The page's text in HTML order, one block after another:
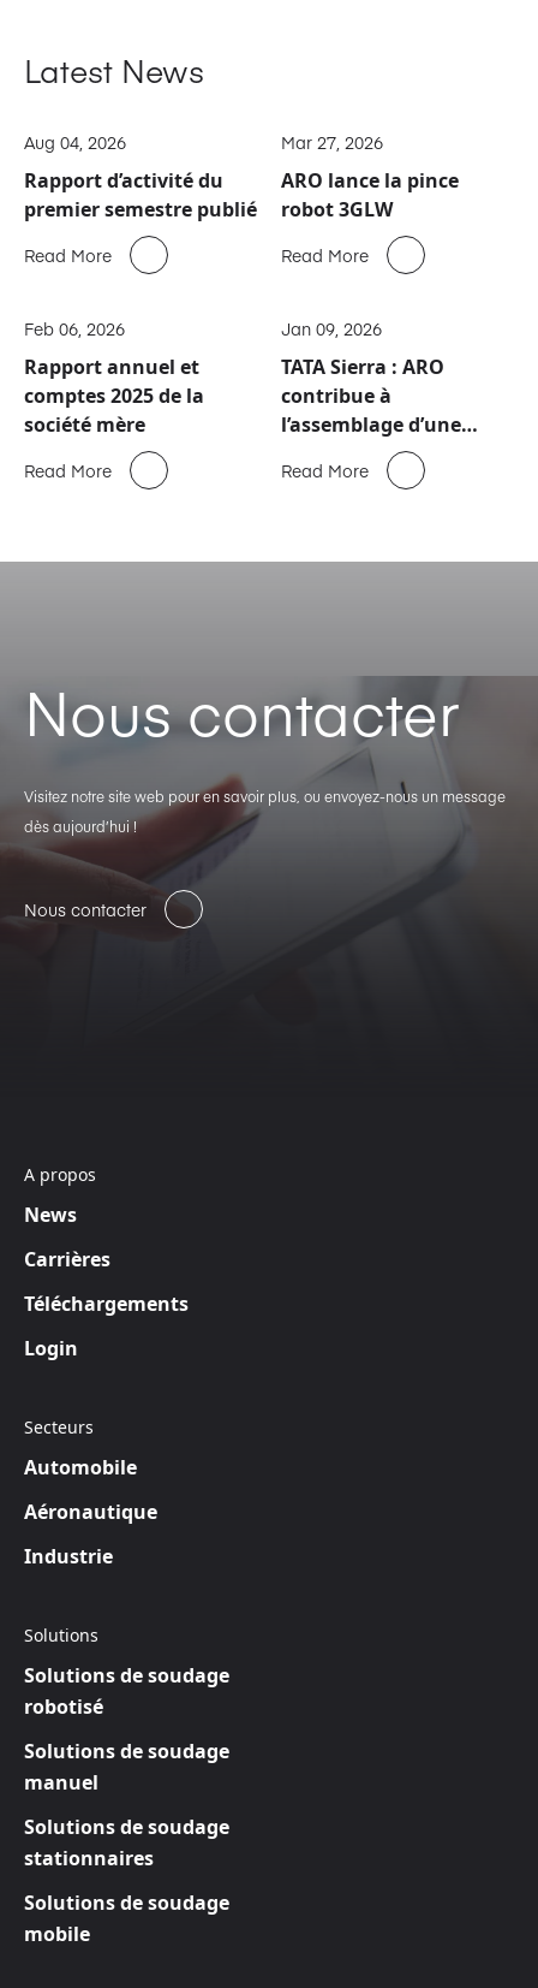
Latest News
Aug 04, 2026
Rapport d’activité du
premier semestre publié
Read More
Mar 27, 2026
ARO lance la pince
robot 3GLW
Read More
Feb 06, 2026
Rapport annuel et
comptes 2025 de la
société mère
Read More
Jan 09, 2026
TATA Sierra : ARO
contribue à
l’assemblage d’une
nouvelle icône
automobile
Read More
Nous contacter
Visitez notre site web pour en savoir plus, ou envoyez-nous un message
dès aujourd’hui !
Nous contacter
A propos
News
Carrières
Téléchargements
Login
Secteurs
Automobile
Aéronautique
Industrie
Solutions
Solutions de soudage
robotisé
Solutions de soudage
manuel
Solutions de soudage
stationnaires
Solutions de soudage
mobile